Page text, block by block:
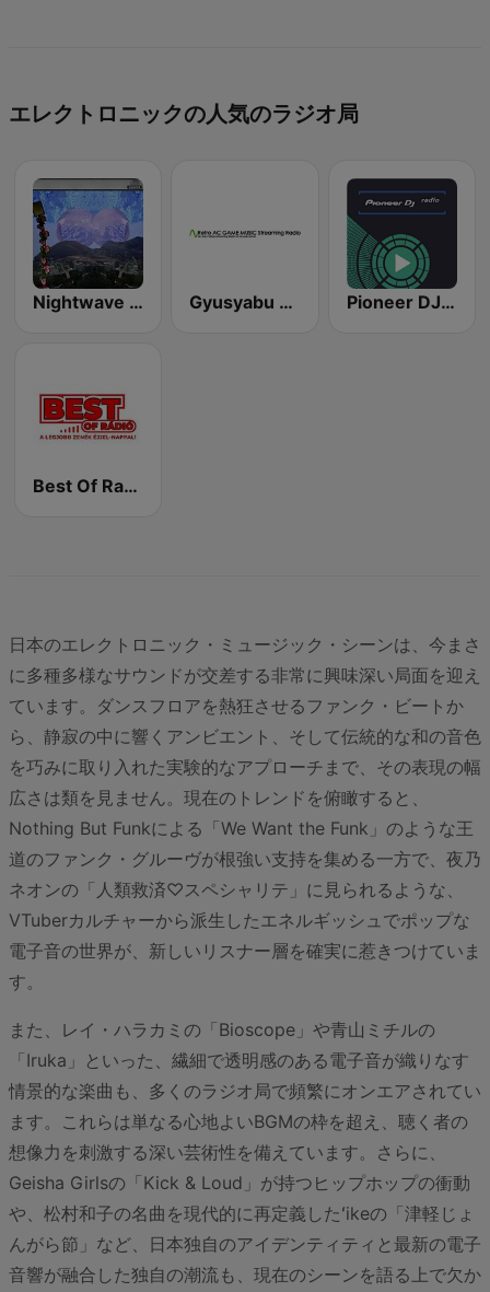
エレクトロニックの人気のラジオ局
Nightwave Plaza Gyusyabu - Retro AC GAME Radio Pioneer DJ Radio
Best Of Radio
日本のエレクトロニック・ミュージック・シーンは、今まさ
に多種多様なサウンドが交差する非常に興味深い局面を迎え
ています。ダンスフロアを熱狂させるファンク・ビートか
ら、静寂の中に響くアンビエント、そして伝統的な和の音色
を巧みに取り入れた実験的なアプローチまで、その表現の幅
広さは類を見ません。現在のトレンドを俯瞰すると、
Nothing But Funkによる「We Want the Funk」のような王
道のファンク・グルーヴが根強い支持を集める一方で、夜乃
ネオンの「人類救済♡スペシャリテ」に見られるような、
VTuberカルチャーから派生したエネルギッシュでポップな
電子音の世界が、新しいリスナー層を確実に惹きつけていま
す。
また、レイ・ハラカミの「Bioscope」や青山ミチルの
「Iruka」といった、繊細で透明感のある電子音が織りなす
情景的な楽曲も、多くのラジオ局で頻繁にオンエアされてい
ます。これらは単なる心地よいBGMの枠を超え、聴く者の
想像力を刺激する深い芸術性を備えています。さらに、
Geisha Girlsの「Kick & Loud」が持つヒップホップの衝動
や、松村和子の名曲を現代的に再定義したʻikeの「津軽じょ
んがら節」など、日本独自のアイデンティティと最新の電子
音響が融合した独自の潮流も、現在のシーンを語る上で欠か